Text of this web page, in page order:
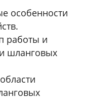
особенности
работы и
шланговых